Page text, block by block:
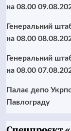
на 08.00
Генеральний
на 08.00
Генеральний
на 08.00
Палає депо
Павлограду